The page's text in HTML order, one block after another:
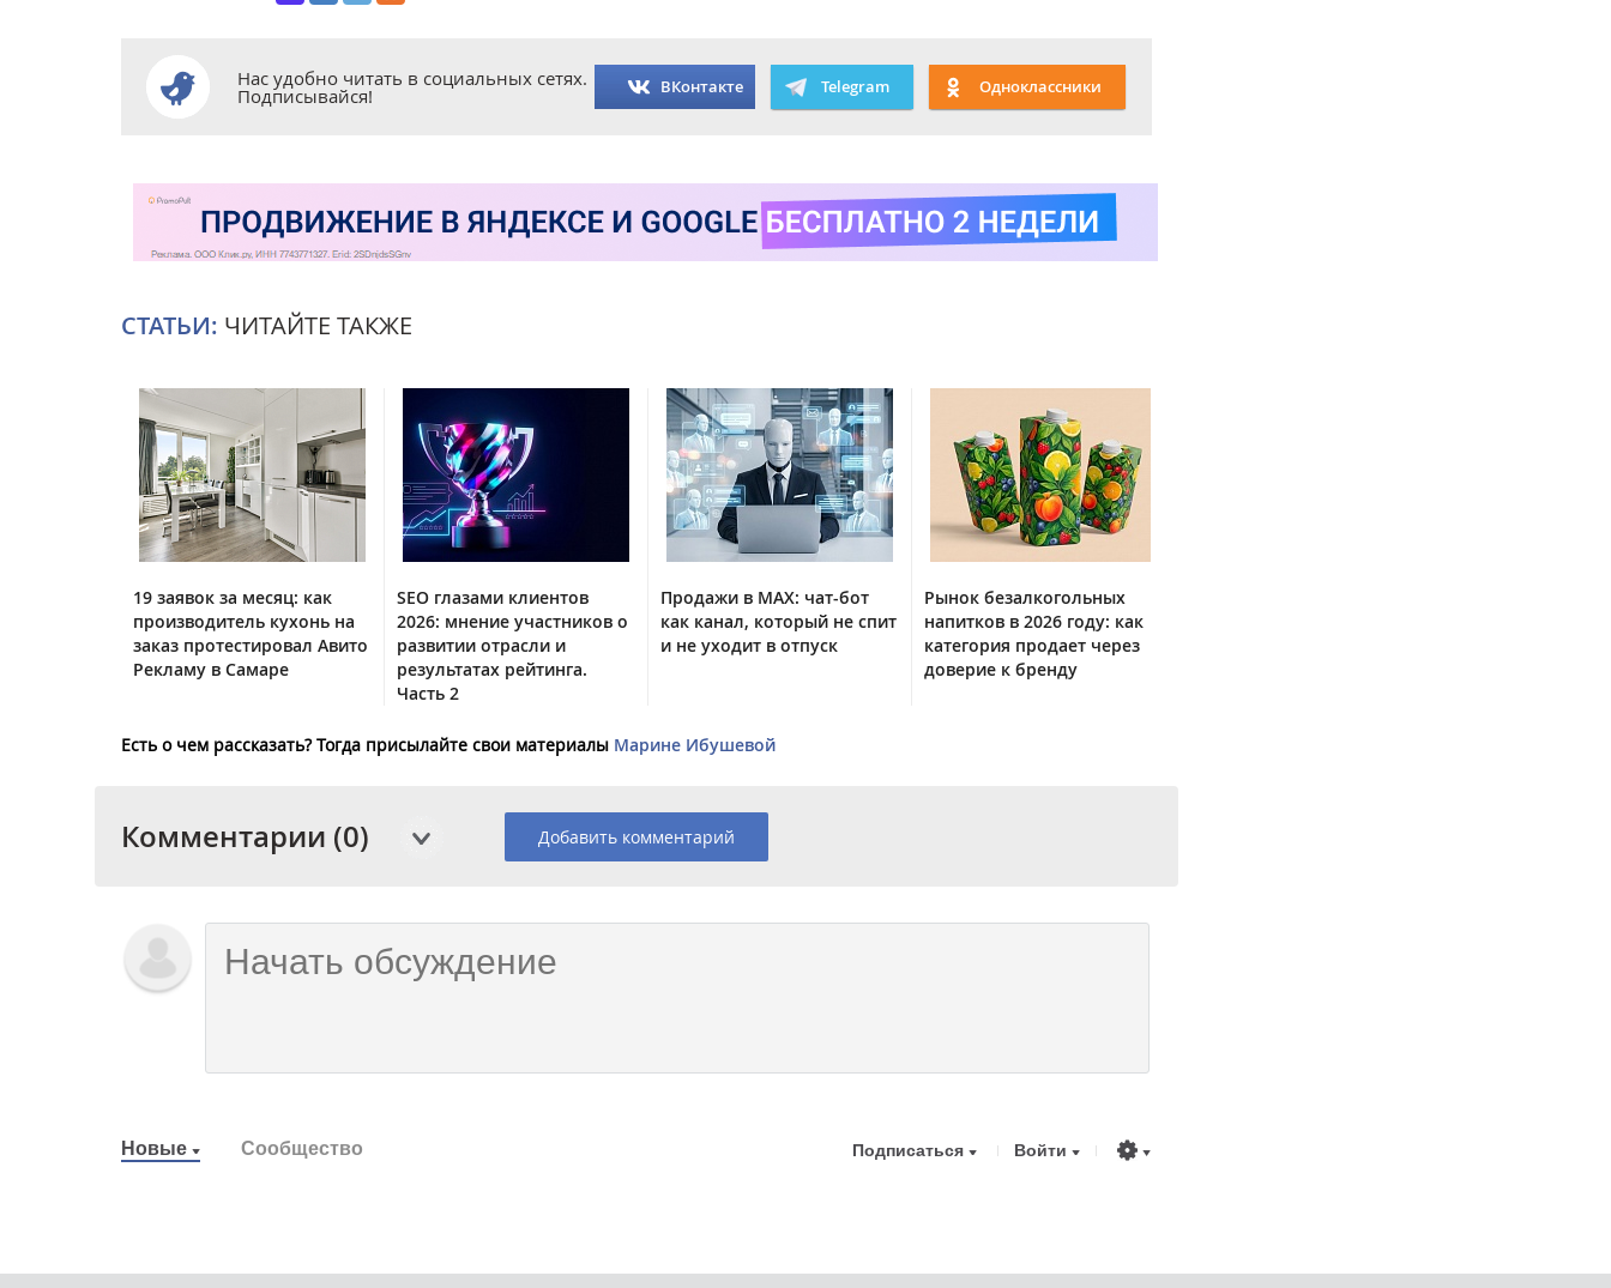
Нас удобно читать в социальных сетях.
Подписывайся! ВКонтакте Telegram Одноклассники
СТАТЬИ: ЧИТАЙТЕ ТАКЖЕ
19 заявок за месяц: как
производитель кухонь на
заказ протестировал Авито
Рекламу в Самаре
SEO глазами клиентов
2026: мнение участников о
развитии отрасли и
результатах рейтинга.
Часть 2
Продажи в MAX: чат-бот
как канал, который не спит
и не уходит в отпуск
Рынок безалкогольных
напитков в 2026 году: как
категория продает через
доверие к бренду
Есть о чем рассказать? Тогда присылайте свои материалы Марине Ибушевой
Комментарии (0) Добавить комментарий
Новые Сообщество Подписаться Войти